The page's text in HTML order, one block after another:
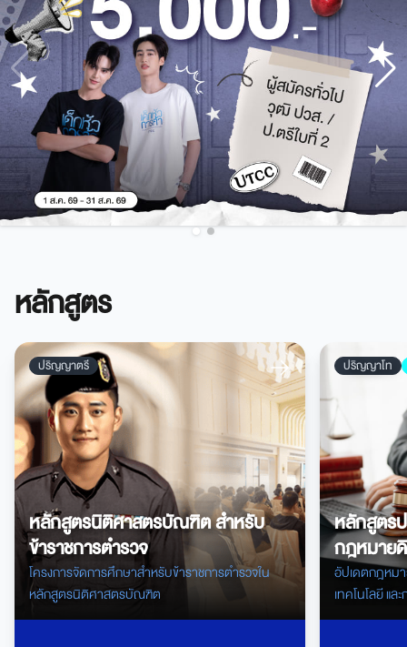
หลักสูตร
ปริญญาตรี
หลักสูตรนิติศาสตรบัณฑิต สำหรับ
ข้าราชการตำรวจ
โครงการจัดการศึกษาสำหรับข้าราชการตำรวจใน
หลักสูตรนิติศาสตรบัณฑิต
ปริญญาโท
หลักสูตร
กฎหมาย
อัปเดตกฎหม
เทคโนโลยี แ